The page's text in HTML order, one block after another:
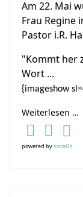
Am 22. Mai
Frau Regine
Pastor i.R.
"Kommt her
Wort ...
{imageshow
Weiterlesen …
powered bysocial2s